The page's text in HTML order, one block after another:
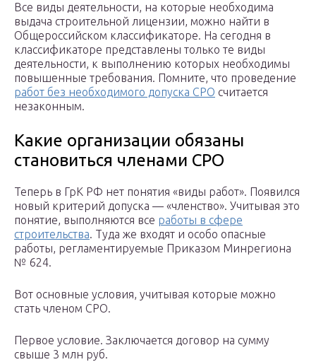
Все виды деятельности, на которые необходима
выдача строительной лицензии, можно найти в
Общероссийском классификаторе. На сегодня в
классификаторе представлены только те виды
деятельности, к выполнению которых необходимы
повышенные требования. Помните, что проведение
работ без необходимого допуска СРО считается
незаконным.
Какие организации обязаны
становиться членами СРО
Теперь в ГрК РФ нет понятия «виды работ». Появился
новый критерий допуска — «членство». Учитывая это
понятие, выполняются все работы в сфере
строительства. Туда же входят и особо опасные
работы, регламентируемые Приказом Минрегиона
№ 624.
Вот основные условия, учитывая которые можно
стать членом СРО.
Первое условие. Заключается договор на сумму
свыше 3 млн руб.